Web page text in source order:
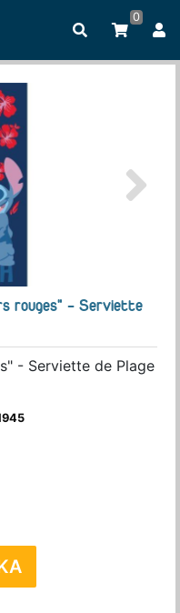
0
rouges" - Serviette
- Serviette de Plage